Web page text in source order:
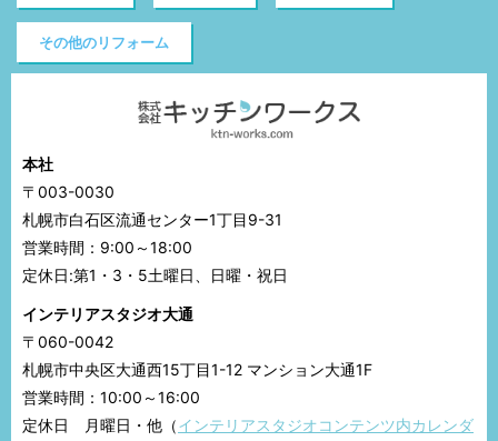
その他のリフォーム
本社
〒003-0030
札幌市白石区流通センター1丁目9-31
営業時間：9:00～18:00
定休日:第1・3・5土曜日、日曜・祝日
インテリアスタジオ大通
〒060-0042
札幌市中央区大通西15丁目1-12 マンション大通1F
営業時間：10:00～16:00
定休日 月曜日・他（インテリアスタジオコンテンツ内カレンダ